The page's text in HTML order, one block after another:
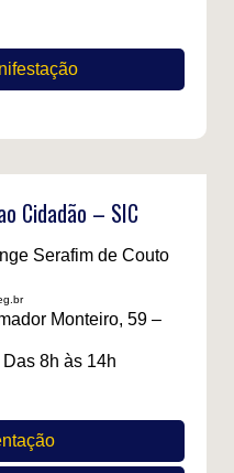
Cidadão – SIC
Serafim de Couto
Monteiro, 59 –
8h às 14h